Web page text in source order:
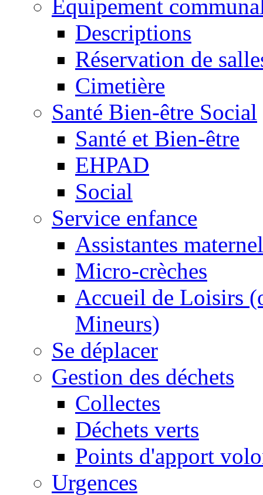
Equipement
Descriptions
Réservation de
Cimetière
Santé Bien-être Social
Santé et Bien-être
EHPAD
Social
Service enfance
Assistantes
Micro-crèches
Accueil de Loisirs
Mineurs)
Se déplacer
Gestion des déchets
Collectes
Déchets verts
Points d'apport
Urgences